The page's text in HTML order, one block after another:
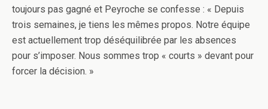
toujours pas gagné et Peyroche se confesse : « Depuis
trois semaines, je tiens les mêmes propos. Notre équipe
est actuellement trop déséquilibrée par les absences
pour s’imposer. Nous sommes trop « courts » devant pour
forcer la décision. »